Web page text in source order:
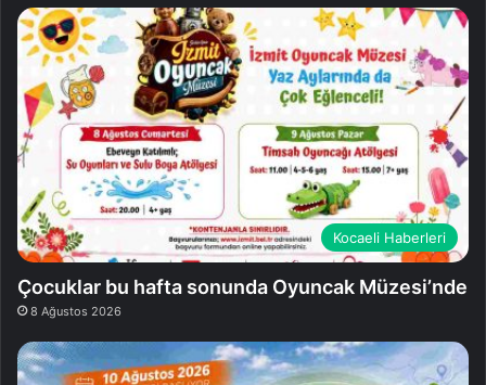
Kocaeli Haberleri
Çocuklar bu hafta sonunda Oyuncak Müzesi’nde
8 Ağustos 2026